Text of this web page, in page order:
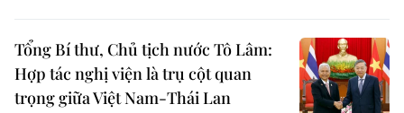
Tổng Bí thư, Chủ tịch nước Tô Lâm:
Hợp tác nghị viện là trụ cột quan
trọng giữa Việt Nam-Thái Lan